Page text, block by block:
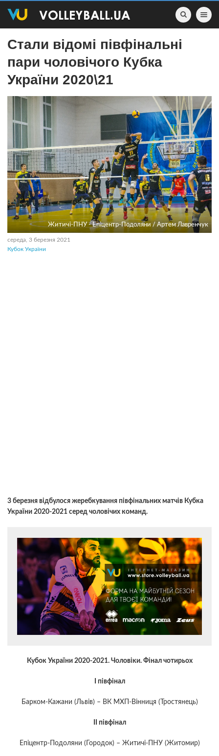
Toggle
Стали відомі півфінальні
пари чоловічого Кубка
України 2020\21
Житичі-ПНУ - Епіцентр-Подоляни / Артем Лавренчук
середа, 3 березня 2021
Кубок України
3 березня відбулося жеребкування півфінальних матчів Кубка
України 2020-2021 серед чоловічих команд.
Кубок України 2020-2021. Чоловіки. Фінал чотирьох
І півфінал
Барком-Кажани (Львів) – ВК МХП-Вінниця (Тростянець)
ІІ півфінал
Епіцентр-Подоляни (Городок) – Житичі-ПНУ (Житомир)